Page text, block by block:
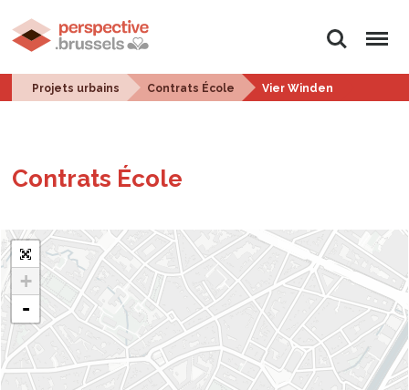
Rechercher
Menu
Projets urbains Contrats École Vier Winden
Contrats École
+
-